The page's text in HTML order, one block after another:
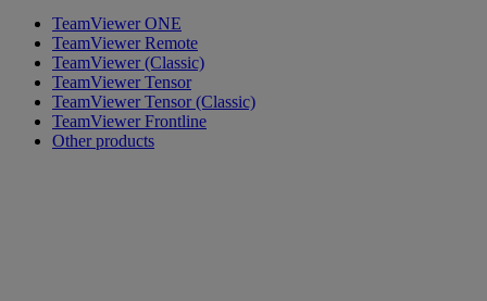
TeamViewer ONE
TeamViewer Remote
TeamViewer (Classic)
TeamViewer Tensor
TeamViewer Tensor (Classic)
TeamViewer Frontline
Other products